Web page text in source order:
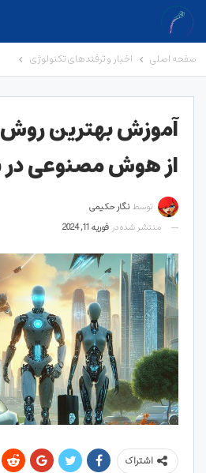
صفحه اصلی اخبار و ترفندهای تکنولوژی
آموزش بهترین
از هوش مصنوعی در
توسط نگار حکیمی
منتشر شده در فوریه 11, 2024
اشتراک